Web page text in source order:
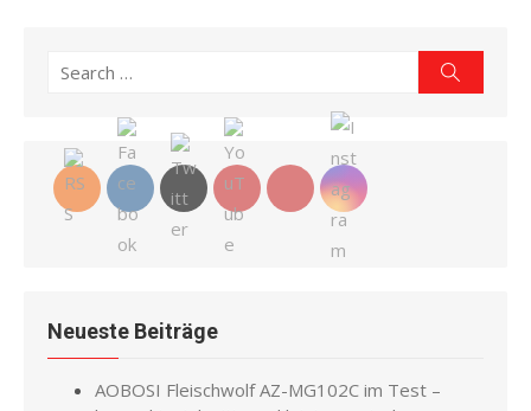
Search
Neueste Beiträge
AOBOSI Fleischwolf AZ-MG102C im Test –